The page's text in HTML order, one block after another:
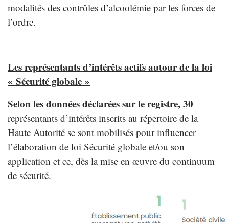
modalités des contrôles d’alcoolémie par les forces de
l’ordre.
Les représentants d’intérêts actifs autour de la loi
« Sécurité globale »
Selon les données déclarées sur le registre, 30
représentants d’intérêts inscrits au répertoire de la
Haute Autorité se sont mobilisés pour influencer
l’élaboration de loi Sécurité globale et/ou son
application et ce, dès la mise en œuvre du continuum
de sécurité.